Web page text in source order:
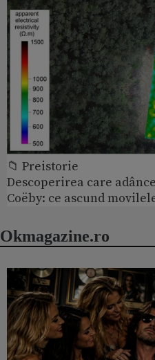
📁 Preistorie
Descoperirea care
Coëby: ce ascund
Okmagazine.ro